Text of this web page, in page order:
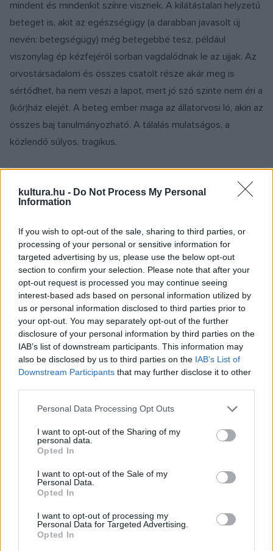
kultura.hu - Do Not Process My Personal
Information
If you wish to opt-out of the sale, sharing to third parties, or
processing of your personal or sensitive information for
targeted advertising by us, please use the below opt-out
section to confirm your selection. Please note that after your
opt-out request is processed you may continue seeing
interest-based ads based on personal information utilized by
us or personal information disclosed to third parties prior to
your opt-out. You may separately opt-out of the further
disclosure of your personal information by third parties on the
IAB’s list of downstream participants. This information may
also be disclosed by us to third parties on the IAB’s List of
Downstream Participants that may further disclose it to other
Please note that this website/app uses one or more Google
not limited to your visit or usage behaviour. You may click to
grant or deny consent to Google and its third-party tags to
use your data for below specified purposes in below Google
consent section.
Personal Data Processing Opt Outs
I want to opt-out of the Sharing of my
personal data.
Opted In
I want to opt-out of the Sale of my
Personal Data.
Opted In
I want to opt-out of processing my
Personal Data for Targeted Advertising.
Opted In
mindent és mindenkit színre visznek. A kilátástalan helyzetű
beteget is, akit az egészségügy (a darabban javasolt új
nevén: betegségügy) még betegebbé tesz, például
viszonylag ép kézfejéről sorban vagdalódnak le az ujjak. Az
orvostársadalom és összes csatolt része akár meg is
sértődhet, ha nem veszi a lapot, mert jó szó szinte nem éri a
(kór)ház elejét. A beteg ember maga az állatorvosi ló, akin az
összes baj tanulmányozható. A tálalás mulatságos, a
közlendő súlyos, tragikus.
Jankovics Péter
A hagyományos dramaturgiát, az e falak közt is
megszokottabb előadás-építést, színészvezetést, az
elöregedő klasszikus, késő és egyéb modernség minden
regulázottabb ismérvét sutba vágva Bodó a zagyvaságig
elszabadított kavalkádot produkált, mely eleinte némi
nevettetésre és nevetségességre is kiélezett szakmai
filmbejátszásokkal operál, majd a nem létező szünetet
követően (hiszen e haldoklás-állapotrajz: szünet nélküli
tragédia, sajna nemNádas Péter commedia perpetuá
paródia: minden megtalálható az Anamnesis nagy fekete
zsákjában. Egyes színészeket ? egy ideig ? preferál,
másokat futólag alkalmaz, igazi színpadi közösséget a több
mint húsz főből a kórusosságban sem szervez a rendezés.
nagyjából behatárolható művészi trendjeit e vállalkozás?
Előnyös és szükséges-e a Szputnyik számára a kiruccanás?